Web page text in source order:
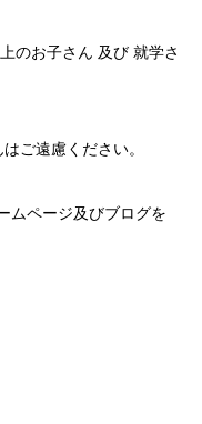
お子さん 及び 就学さ
遠慮ください。
ページ及びブログを